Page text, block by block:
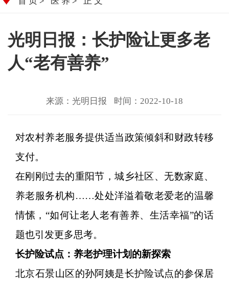
光明日报：长护险让更多老
人“老有善养”
来源：光明日报 时间：2022-10-18
对农村养老服务提供适当政策倾斜和财政转移
支付。
在刚刚过去的重阳节，城乡社区、无数家庭、
养老服务机构……处处洋溢着敬老爱老的温馨
情愫，“如何让老人老有善养、生活幸福”的话
题也引发更多思考。
长护险试点：养老护理计划的新探索
北京石景山区的孙阿姨是长护险试点的参保居